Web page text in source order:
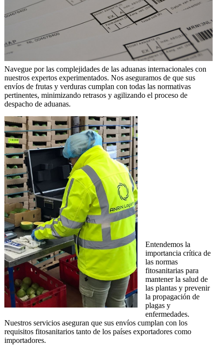
Navegue por las complejidades de las aduanas internacionales con
nuestros expertos experimentados. Nos aseguramos de que sus
envíos de frutas y verduras cumplan con todas las normativas
pertinentes, minimizando retrasos y agilizando el proceso de
despacho de aduanas.
Entendemos la
importancia crítica de
las normas
fitosanitarias para
mantener la salud de
las plantas y prevenir
la propagación de
plagas y
enfermedades.
Nuestros servicios aseguran que sus envíos cumplan con los
requisitos fitosanitarios tanto de los países exportadores como
importadores.